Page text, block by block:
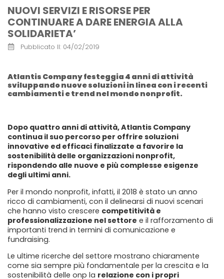
NUOVI SERVIZI E RISORSE PER
CONTINUARE A DARE ENERGIA ALLA
SOLIDARIETA’
Pubblicato Il: 04/02/2019
Atlantis Company festeggia 4 anni di attività
sviluppando nuove soluzioni in linea con i recenti
cambiamenti e trend nel mondo nonprofit.
Dopo quattro anni di attività, Atlantis Company
continua il suo percorso per offrire soluzioni
innovative ed efficaci finalizzate a favorire la
sostenibilità delle organizzazioni nonprofit,
rispondendo alle nuove e più complesse esigenze
degli ultimi anni.
Per il mondo nonprofit, infatti, il 2018 è stato un anno
ricco di cambiamenti, con il delinearsi di nuovi scenari
che hanno visto crescere competitività e
professionalizzazione nel settore e il rafforzamento di
importanti trend in termini di comunicazione e
fundraising.
Le ultime ricerche del settore mostrano chiaramente
come sia sempre più fondamentale per la crescita e la
sostenibilità delle onp la relazione con i propri